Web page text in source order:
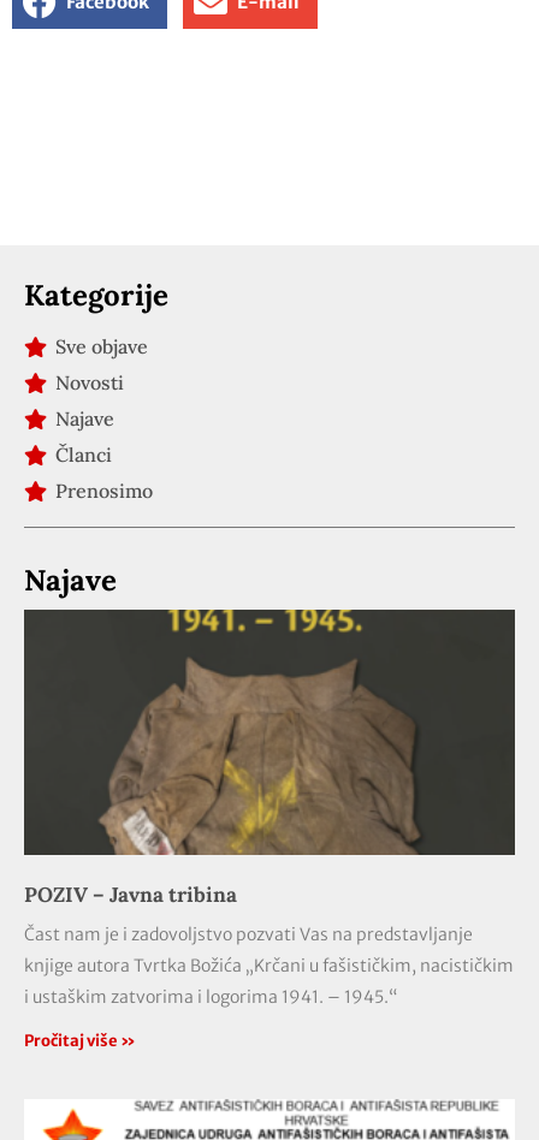
Kategorije
Sve objave
Novosti
Najave
Članci
Prenosimo
Najave
POZIV – Javna tribina
Čast nam je i zadovoljstvo pozvati Vas na predstavljanje
knjige autora Tvrtka Božića „Krčani u fašističkim, nacističkim
i ustaškim zatvorima i logorima 1941. – 1945.“
Pročitaj više »